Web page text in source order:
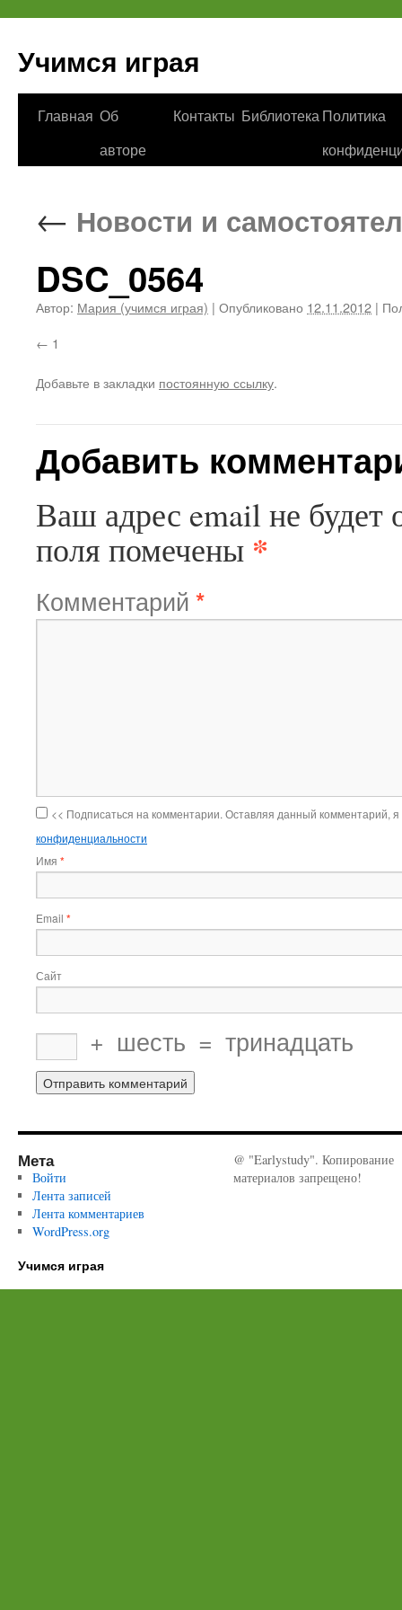
Учимся играя
Перейти
Главная Об
авторе
Контакты Библиотека Политика
← Новости и
DSC_0564
Автор: Мария (учимся играя) | Опубликовано 12.11.2012 |
1
Добавьте в закладки постоянную ссылку.
Добавить
Ваш адрес email не будет
поля помечены *
Комментарий *
<< Подписаться на комментарии. Оставляя данный комментарий,
конфиденциальности
Имя *
Email *
Сайт
+ шесть = тринадцать
Мета
Войти
Лента записей
Лента комментариев
WordPress.org
@ "Earlystudy". Копирование
материалов запрещено!
Учимся играя